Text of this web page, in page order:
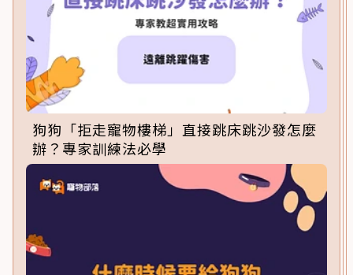
狗狗「拒走寵物樓梯」直接跳床跳沙發怎麼
辦？專家訓練法必學